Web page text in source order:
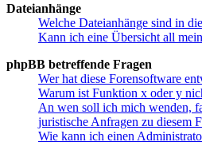
Dateianhänge
Welche Dateianhänge sind in
Kann ich eine Übersicht all
phpBB betreffende Fragen
Wer hat diese Forensoftware
Warum ist Funktion x oder y
An wen soll ich mich wenden,
juristische Anfragen zu diesem
Wie kann ich einen